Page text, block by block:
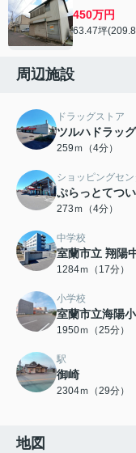
450万円
63.47坪
周辺施設
ドラッグストア
ツルハドラッ
259ｍ（4分）
ショッピングセン
ぷらっとてつ
273ｍ（4分）
中学校
室蘭市立 翔陽
1284ｍ（17分）
小学校
室蘭市立海陽
1950ｍ（25分）
駅
御崎
2304ｍ（29分）
地図